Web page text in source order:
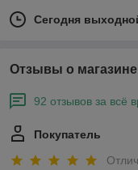
Сегодня
Отзывы о магазине
92 отзывов за всё
Покупатель